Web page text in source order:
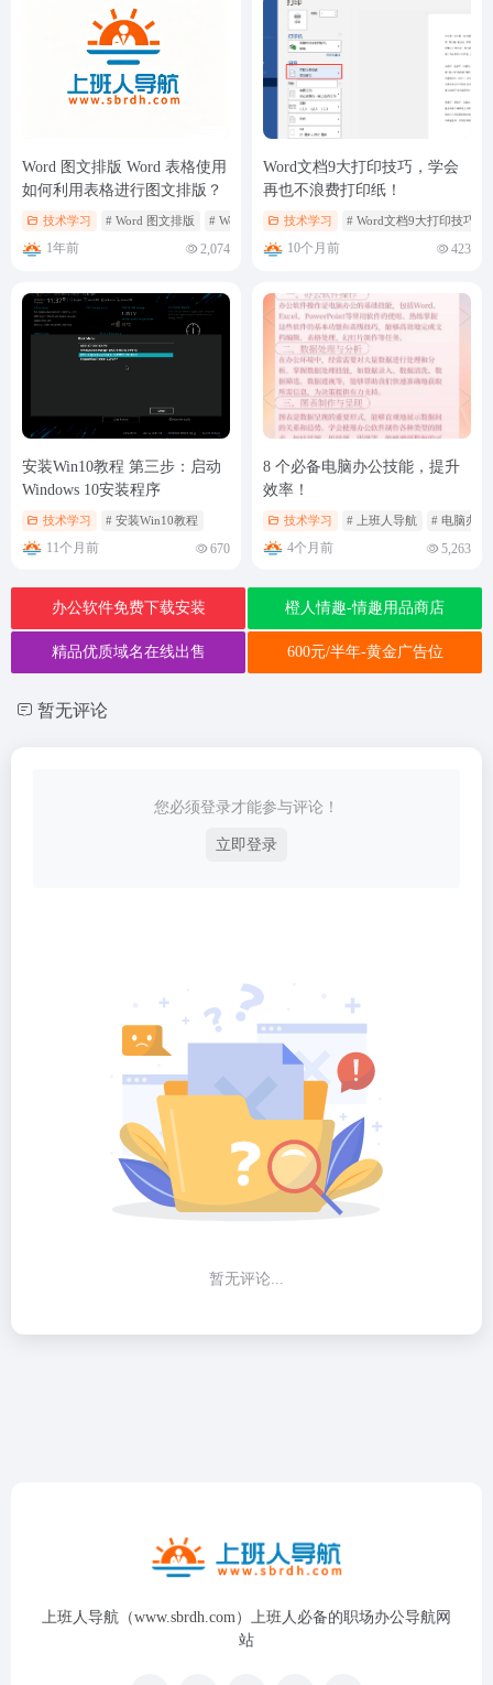
Word 图文排版 Word 表格使用
如何利用表格进行图文排版？
技术学习 # Word 图文排版 # Word 表格使用 # 利用表格进行图文排版
1年前 2,074
Word文档9大打印技巧，学会
再也不浪费打印纸！
技术学习 # Word文档9大打印技巧
10个月前 423
安装Win10教程 第三步：启动
Windows 10安装程序
技术学习 # 安装Win10教程
11个月前 670
8 个必备电脑办公技能，提升
效率！
技术学习 # 上班人导航 # 电脑办公
4个月前 5,263
办公软件免费下载安装 橙人情趣-情趣用品商店
精品优质域名在线出售 600元/半年-黄金广告位
暂无评论
您必须登录才能参与评论！
立即登录
暂无评论...
上班人导航（www.sbrdh.com）上班人必备的职场办公导航网
站